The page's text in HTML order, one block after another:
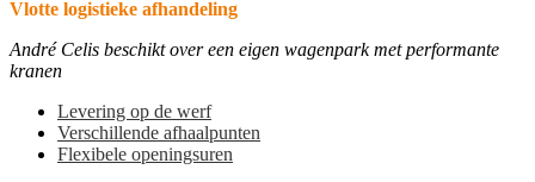
Vlotte logistieke afhandeling
André Celis beschikt over een eigen wagenpark met performante
kranen
Levering op de werf
Verschillende afhaalpunten
Flexibele openingsuren